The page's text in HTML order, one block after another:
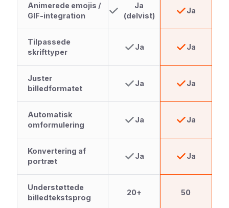
Animerede emojis /
GIF-integration
Ja
(delvist)
Ja
Tilpassede
skrifttyper
Ja Ja
Juster
billedformatet
Ja Ja
Automatisk
omformulering
Ja Ja
Konvertering af
portræt
Ja Ja
Understøttede
billedtekstsprog
20+ 50